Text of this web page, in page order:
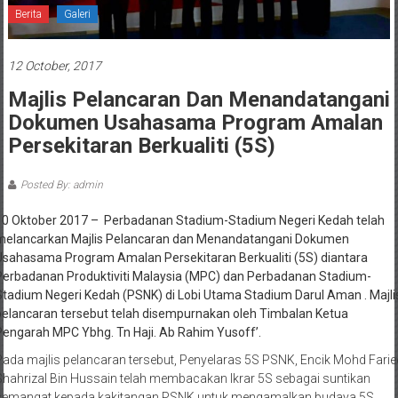
Berita Galeri
12 October, 2017
Majlis Pelancaran Dan Menandatangani
Dokumen Usahasama Program Amalan
Persekitaran Berkualiti (5S)
Posted By: admin
Oktober 2017 – Perbadanan Stadium-Stadium Negeri Kedah telah
Majlis Pelancaran dan Menandatangani Dokumen
Program Amalan Persekitaran Berkualiti (5S) diantara
Produktiviti Malaysia (MPC) dan Perbadanan Stadium-
Negeri Kedah (PSNK) di Lobi Utama Stadium Darul Aman .
tersebut telah disempurnakan oleh Timbalan Ketua
MPC Ybhg. Tn Haji. Ab Rahim Yusoff’.
majlis pelancaran tersebut, Penyelaras 5S PSNK, Encik Mohd
Bin Hussain telah membacakan Ikrar 5S sebagai suntikan